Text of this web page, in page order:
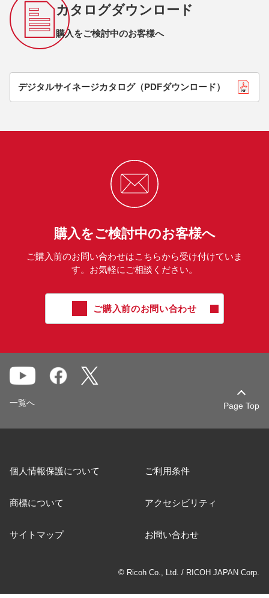
カタログダウンロード
購入をご検討中のお客様へ
デジタルサイネージカタログ（PDFダウンロード）
購入をご検討中のお客様へ
ご購入前のお問い合わせはこちらから受け付けていま
す。お気軽にご相談ください。
ご購入前のお問い合わせ
Page Top
一覧へ
個人情報保護について ご利用条件
商標について アクセシビリティ
サイトマップ お問い合わせ
© Ricoh Co., Ltd. / RICOH JAPAN Corp.